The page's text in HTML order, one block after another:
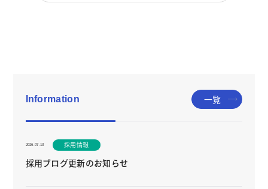
Information 一覧
2026.07.13 採用情報
採用ブログ更新のお知らせ